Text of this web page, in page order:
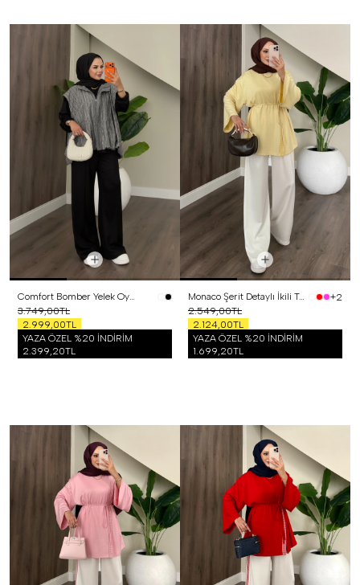
Comfort Bomber Yelek Oysh Üçlü Takım Siyah
3.749,00TL
2.999,00TL
YAZA ÖZEL %20 İNDİRİM
2.399,20TL
Monaco Şerit Detaylı İkili Takım Sarı
+2
2.549,00TL
2.124,00TL
YAZA ÖZEL %20 İNDİRİM
1.699,20TL